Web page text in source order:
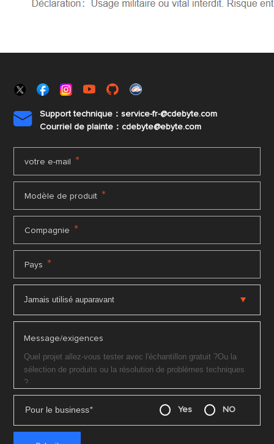

Support technique：service-fr-@cdebyte.com
Courriel de plainte：cdebyte@ebyte.com
votre e-mail *
Modèle de produit *
Compagnie *
Pays *
Message/exigences
Pour le business* Yes NO